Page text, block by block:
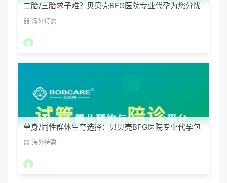
二胎/三胎求子难？贝贝壳BFG医院专业代孕为您分忧
海外特需
单身/同性群体生育选择：贝贝壳BFG医院专业代孕包
容方案
海外特需